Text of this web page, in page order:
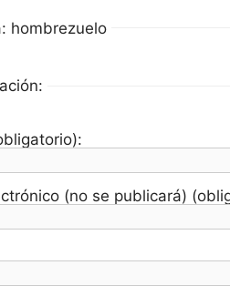
hombrezuelo
(no se publicará)